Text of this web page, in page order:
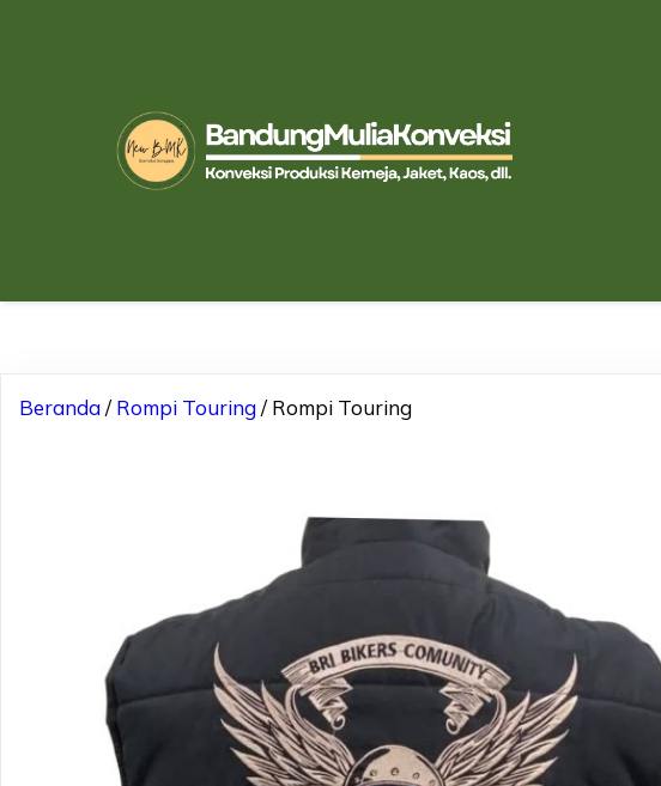
Beranda/Rompi Touring/ Rompi Touring